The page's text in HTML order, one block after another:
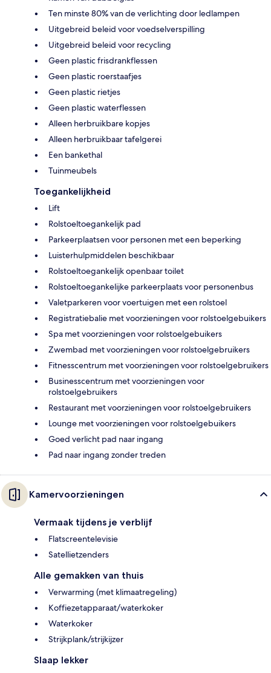
Ten minste 80% van de verlichting door ledlampen
Uitgebreid beleid voor voedselverspilling
Uitgebreid beleid voor recycling
Geen plastic frisdrankflessen
Geen plastic roerstaafjes
Geen plastic rietjes
Geen plastic waterflessen
Alleen herbruikbare kopjes
Alleen herbruikbaar tafelgerei
Een bankethal
Tuinmeubels
Toegankelijkheid
Lift
Rolstoeltoegankelijk pad
Parkeerplaatsen voor personen met een beperking
Luisterhulpmiddelen beschikbaar
Rolstoeltoegankelijk openbaar toilet
Rolstoeltoegankelijke parkeerplaats voor personenbus
Valetparkeren voor voertuigen met een rolstoel
Registratiebalie met voorzieningen voor rolstoelgebuikers
Spa met voorzieningen voor rolstoelgebuikers
Zwembad met voorzieningen voor rolstoelgebruikers
Fitnesscentrum met voorzieningen voor rolstoelgebruikers
Businesscentrum met voorzieningen voor
rolstoelgebruikers
Restaurant met voorzieningen voor rolstoelgebruikers
Lounge met voorzieningen voor rolstoelgebuikers
Goed verlicht pad naar ingang
Pad naar ingang zonder treden
Kamervoorzieningen
Vermaak tijdens je verblijf
Flatscreentelevisie
Satellietzenders
Alle gemakken van thuis
Verwarming (met klimaatregeling)
Koffiezetapparaat/waterkoker
Waterkoker
Strijkplank/strijkijzer
Slaap lekker